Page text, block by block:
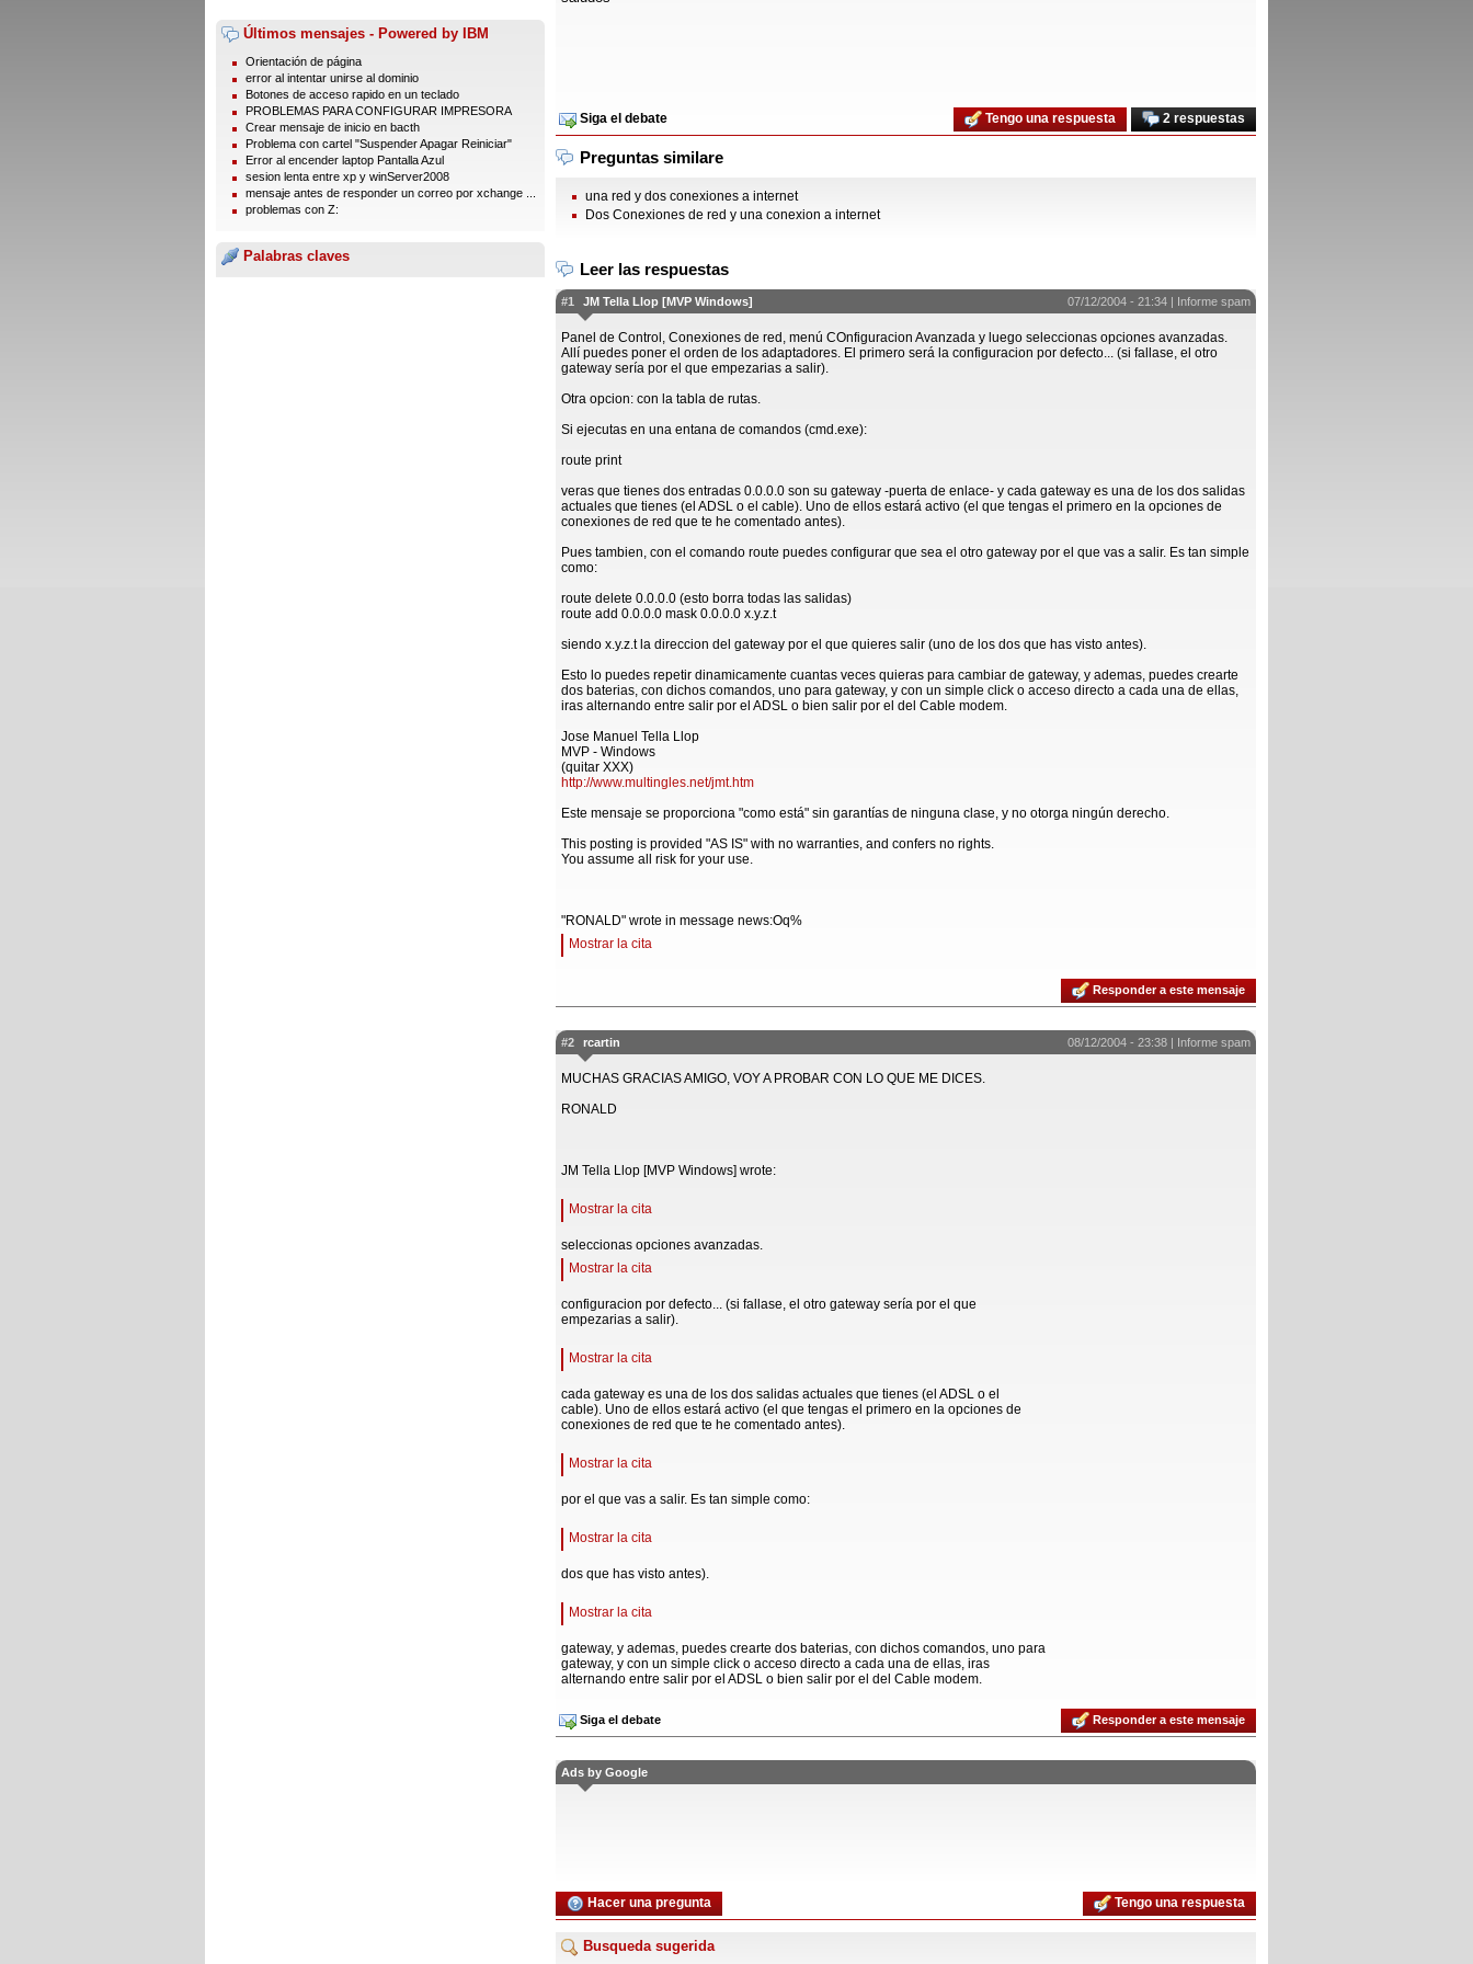
Últimos mensajes - Powered by IBM
Orientación de página
error al intentar unirse al dominio
Botones de acceso rapido en un teclado
PROBLEMAS PARA CONFIGURAR IMPRESORA
Crear mensaje de inicio en bacth
Problema con cartel "Suspender Apagar Reiniciar"
Error al encender laptop Pantalla Azul
sesion lenta entre xp y winServer2008
mensaje antes de responder un correo por xchange ...
problemas con Z:
Palabras claves
Siga el debate 2 respuestas
Tengo una respuesta
Preguntas similare
una red y dos conexiones a internet
Dos Conexiones de red y una conexion a internet
Leer las respuestas
#1 JM Tella Llop [MVP Windows] 07/12/2004 - 21:34 | Informe spam
Panel de Control, Conexiones de red, menú COnfiguracion Avanzada y luego seleccionas opciones avanzadas.
Allí puedes poner el orden de los adaptadores. El primero será la configuracion por defecto... (si fallase, el otro
gateway sería por el que empezarias a salir).
Otra opcion: con la tabla de rutas.
Si ejecutas en una entana de comandos (cmd.exe):
route print
veras que tienes dos entradas 0.0.0.0 son su gateway -puerta de enlace- y cada gateway es una de los dos salidas
actuales que tienes (el ADSL o el cable). Uno de ellos estará activo (el que tengas el primero en la opciones de
conexiones de red que te he comentado antes).
Pues tambien, con el comando route puedes configurar que sea el otro gateway por el que vas a salir. Es tan simple
como:
route delete 0.0.0.0 (esto borra todas las salidas)
route add 0.0.0.0 mask 0.0.0.0 x.y.z.t
siendo x.y.z.t la direccion del gateway por el que quieres salir (uno de los dos que has visto antes).
Esto lo puedes repetir dinamicamente cuantas veces quieras para cambiar de gateway, y ademas, puedes crearte
dos baterias, con dichos comandos, uno para gateway, y con un simple click o acceso directo a cada una de ellas,
iras alternando entre salir por el ADSL o bien salir por el del Cable modem.
Jose Manuel Tella Llop
MVP - Windows
(quitar XXX)
http://www.multingles.net/jmt.htm
Este mensaje se proporciona "como está" sin garantías de ninguna clase, y no otorga ningún derecho.
This posting is provided "AS IS" with no warranties, and confers no rights.
You assume all risk for your use.
"RONALD" wrote in message news:Oq%
Mostrar la cita
Responder a este mensaje
#2 rcartin 08/12/2004 - 23:38 | Informe spam
MUCHAS GRACIAS AMIGO, VOY A PROBAR CON LO QUE ME DICES.
RONALD
JM Tella Llop [MVP Windows] wrote:
Mostrar la cita
seleccionas opciones avanzadas.
Mostrar la cita
configuracion por defecto... (si fallase, el otro gateway sería por el que
empezarias a salir).
Mostrar la cita
cada gateway es una de los dos salidas actuales que tienes (el ADSL o el
cable). Uno de ellos estará activo (el que tengas el primero en la opciones de
conexiones de red que te he comentado antes).
Mostrar la cita
por el que vas a salir. Es tan simple como:
Mostrar la cita
dos que has visto antes).
Mostrar la cita
gateway, y ademas, puedes crearte dos baterias, con dichos comandos, uno para
gateway, y con un simple click o acceso directo a cada una de ellas, iras
alternando entre salir por el ADSL o bien salir por el del Cable modem.
Siga el debate Responder a este mensaje
Ads by Google
Hacer una pregunta Tengo una respuesta
Busqueda sugerida